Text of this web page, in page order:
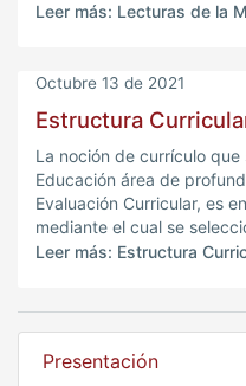
Leer más: Lecturas de la
Octubre 13 de 2021
Estructura
La noción de currículo
Educación área de
Evaluación Curricular, es
mediante el cual se
conocimiento que se
Leer más: Estructura
Presentación